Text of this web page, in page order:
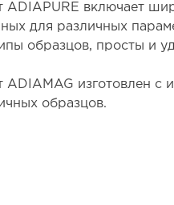
ADIAPURE включает
для различных
образцов, просты и
ADIAMAG изготовлен с
образцов.